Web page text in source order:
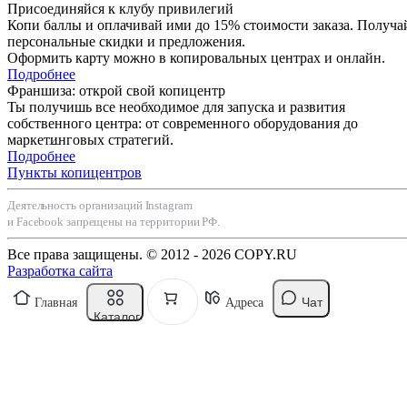
Присоединяйся к клубу привилегий
Копи баллы и оплачивай ими до 15% стоимости заказа.
персональные скидки и предложения.
Оформить карту можно в копировальных центрах и онлайн.
Подробнее
Франшиза: открой свой копицентр
Ты получишь все необходимое для запуска и развития
собственного центра: от современного оборудования до
маркетинговых стратегий.
Подробнее
Пункты копицентров
Деятельность организаций Instagram
и Facebook запрещены на территории РФ.
Все права защищены. © 2012 - 2026 COPY.RU
Разработка сайта
Главная
Каталог
Адреса Чат